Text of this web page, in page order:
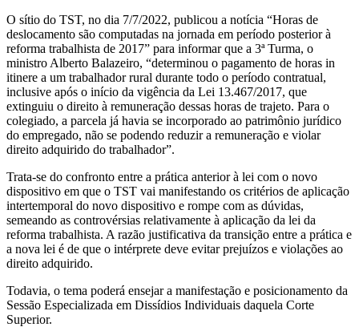
O sítio do TST, no dia 7/7/2022, publicou a notícia “Horas de
deslocamento são computadas na jornada em período posterior à
reforma trabalhista de 2017” para informar que a 3ª Turma, o
ministro Alberto Balazeiro, “determinou o pagamento de horas in
itinere a um trabalhador rural durante todo o período contratual,
inclusive após o início da vigência da Lei 13.467/2017, que
extinguiu o direito à remuneração dessas horas de trajeto. Para o
colegiado, a parcela já havia se incorporado ao patrimônio jurídico
do empregado, não se podendo reduzir a remuneração e violar
direito adquirido do trabalhador”.
Trata-se do confronto entre a prática anterior à lei com o novo
dispositivo em que o TST vai manifestando os critérios de aplicação
intertemporal do novo dispositivo e rompe com as dúvidas,
semeando as controvérsias relativamente à aplicação da lei da
reforma trabalhista. A razão justificativa da transição entre a prática e
a nova lei é de que o intérprete deve evitar prejuízos e violações ao
direito adquirido.
Todavia, o tema poderá ensejar a manifestação e posicionamento da
Sessão Especializada em Dissídios Individuais daquela Corte
Superior.